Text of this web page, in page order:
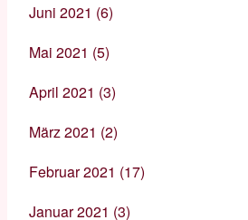
Juni 2021 (6)
Mai 2021 (5)
April 2021 (3)
März 2021 (2)
Februar 2021 (17)
Januar 2021 (3)